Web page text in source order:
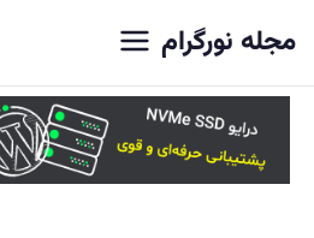
مجله نورگرام